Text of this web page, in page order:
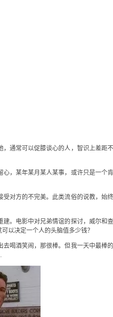
通常可以促膝谈心的人，智识上差距
，某年某月某人某事，或许只是一个
对方的不完美。此类流俗的说教，始
。电影中对兄弟情谊的探讨，威尔和
以决定一个人的头脑值多少钱？
喝酒笑闹，那很棒。但我一天中最棒